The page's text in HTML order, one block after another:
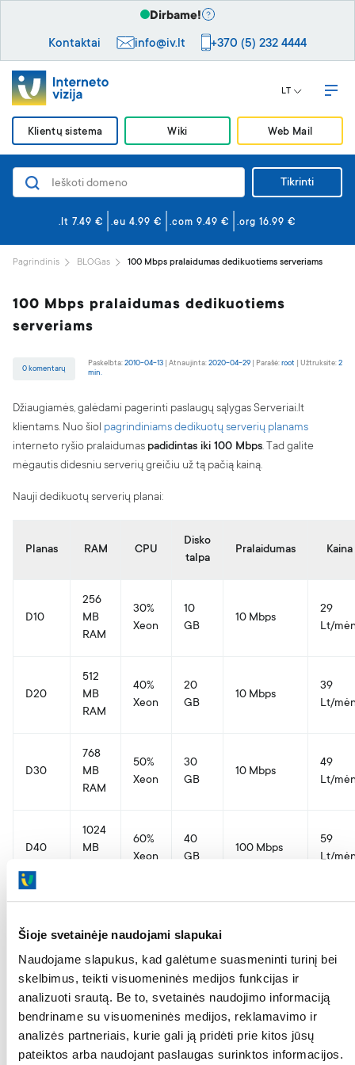
Šioje svetainėje naudojami slapukai
Naudojame slapukus, kad galėtume suasmeninti turinį bei
skelbimus, teikti visuomeninės medijos funkcijas ir
analizuoti srautą. Be to, svetainės naudojimo informaciją
bendriname su visuomeninės medijos, reklamavimo ir
analizės partneriais, kurie gali ją pridėti prie kitos jūsų
pateiktos arba naudojant paslaugas surinktos informacijos.
Kontaktai info@iv.lt +370 (5) 232 4444
Dirbame!
LT
Domenai
Svetainės ir el. paštas
Svetainės kūrimas
VPS serveriai
Apie mus
Karjera
Partnerių programa
Kontaktai
Skaitmeninių paslaugų aktas (DSA)
Klientų sistema Wiki Web Mail
Tikrinti
.lt 7.49 € .eu 4.99 € .com 9.49 € .org 16.99 €
Pagrindinis BLOGas 100 Mbps pralaidumas dedikuotiems serveriams
100 Mbps pralaidumas dedikuotiems
serveriams
0 komentarų
Paskelbta:2010-04-13 Atnaujinta:2020-04-29 Parašė:root Užtruksite:2
min.
Džiaugiamės, galėdami pagerinti paslaugų sąlygas Serveriai.lt
klientams. Nuo šiol pagrindiniams dedikuotų serverių planams
interneto ryšio pralaidumas padidintas iki 100 Mbps. Tad galite
mėgautis didesniu serverių greičiu už tą pačią kainą.
Nauji dedikuotų serverių planai:
Planas RAM CPU
Disko
talpa
Pralaidumas Kaina
D10
256
MB
RAM
30%
Xeon
10
GB
10 Mbps
29
Lt/
D20
512
MB
RAM
40%
Xeon
20
GB
10 Mbps
39
Lt/
D30
768
MB
RAM
50%
Xeon
30
GB
10 Mbps
49
Lt/
D40
1024
MB
60%
Xeon
40
GB
100 Mbps
59
Lt/
RAM
Xeon
GB
D80
2048
MB
RAM
100%
Xeon
80
GB
100 Mbps
99